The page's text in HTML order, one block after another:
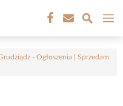
- Ogłoszenia | Sprzedam